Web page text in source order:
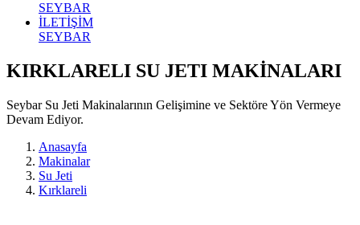
SEYBAR
İLETİŞİM
SEYBAR
KIRKLARELI SU JETI MAKİNALARI
Seybar Su Jeti Makinalarının Gelişimine ve Sektöre Yön Vermeye
Devam Ediyor.
Anasayfa
Makinalar
Su Jeti
Kırklareli